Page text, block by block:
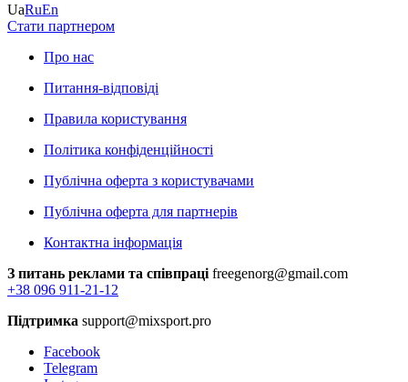
UaRuEn
Стати партнером
Про нас
Питання-відповіді
Правила користування
Політика конфіденційності
Публічна оферта з користувачами
Публічна оферта для партнерів
Контактна інформація
З питань реклами та співпраці freegenorg@gmail.com
+38 096 911-21-12
Підтримка support@mixsport.pro
Facebook
Telegram